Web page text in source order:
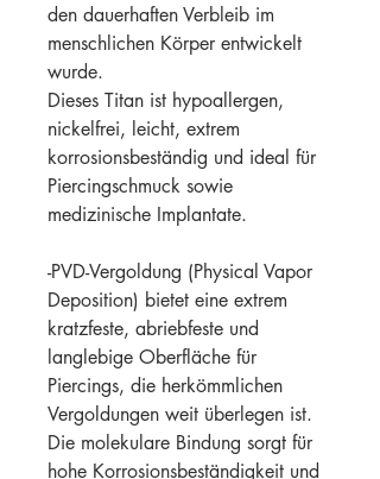
den dauerhaften Verbleib im
menschlichen Körper entwickelt
wurde.
Dieses Titan ist hypoallergen,
nickelfrei, leicht, extrem
korrosionsbeständig und ideal für
Piercingschmuck sowie
medizinische Implantate.
-PVD-Vergoldung (Physical Vapor
Deposition) bietet eine extrem
kratzfeste, abriebfeste und
langlebige Oberfläche für
Piercings, die herkömmlichen
Vergoldungen weit überlegen ist.
Die molekulare Bindung sorgt für
hohe Korrosionsbeständigkeit und